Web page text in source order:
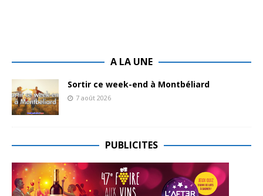
A LA UNE
Sortir ce week-end à Montbéliard
7 août 2026
PUBLICITES